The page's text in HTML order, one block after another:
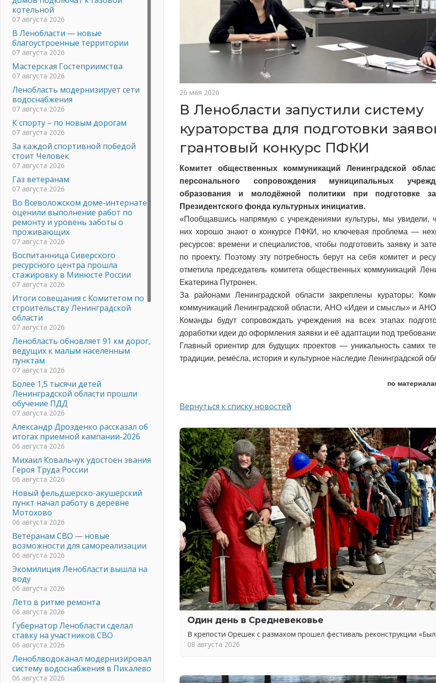
26 мая 2026
В Ленобласти запустили систему
кураторства для подготовки
грантовый конкурс ПФКИ
Комитет общественных коммуникаций Ленинградской
персонального сопровождения муниципальных
образования и молодёжной политики при подготовке
Президентского фонда культурных инициатив.
«Пообщавшись напрямую с учреждениями культуры, мы увидели,
них хорошо знают о конкурсе ПФКИ, но ключевая проблема —
ресурсов: времени и специалистов, чтобы подготовить заявку и
по проекту. Поэтому эту потребность берут на себя комитет и
отметила председатель комитета общественных коммуникаций
Екатерина Путронен.
За районами Ленинградской области закреплены кураторы:
коммуникаций Ленинградской области, АНО «Идеи и смыслы» и
Команды будут сопровождать учреждения на всех этапах
доработки идеи до оформления заявки и её адаптации под
Главный ориентир для будущих проектов — уникальность самих
традиции, ремёсла, история и культурное наследие Ленинградской
по
Вернуться к списку новостей
Один день в Средневековье
В крепости Орешек с размахом прошел фестиваль реконструкции
08 августа 2026
котельной
07 августа 2026
В Ленобласти — новые
благоустроенные территории
07 августа 2026
Мастерская Гостеприимства
07 августа 2026
Ленобласть модернизирует сети
водоснабжения
07 августа 2026
К спорту – по новым дорогам
07 августа 2026
За каждой спортивной победой
стоит Человек
07 августа 2026
Газ ветеранам
07 августа 2026
Во Всеволожском доме-интернате
оценили выполнение работ по
ремонту и уровень заботы о
проживающих
07 августа 2026
Воспитанница Сиверского
ресурсного центра прошла
стажировку в Минюсте России
07 августа 2026
Итоги совещания с Комитетом по
строительству Ленинградской
области
07 августа 2026
Ленобласть обновляет 91 км дорог,
ведущих к малым населенным
пунктам
07 августа 2026
Более 1,5 тысячи детей
Ленинградской области прошли
обучение ПДД
07 августа 2026
Александр Дрозденко рассказал об
итогах приемной кампании-2026
06 августа 2026
Михаил Ковальчук удостоен звания
Героя Труда России
06 августа 2026
Новый фельдшерско-акушерский
пункт начал работу в деревне
Мотохово
06 августа 2026
Ветеранам СВО — новые
возможности для самореализации
06 августа 2026
Экомилиция Ленобласти вышла на
воду
06 августа 2026
Лето в ритме ремонта
06 августа 2026
Губернатор Ленобласти сделал
ставку на участников СВО
06 августа 2026
Леноблводоканал модернизировал
систему водоснабжения в Пикалево
06 августа 2026